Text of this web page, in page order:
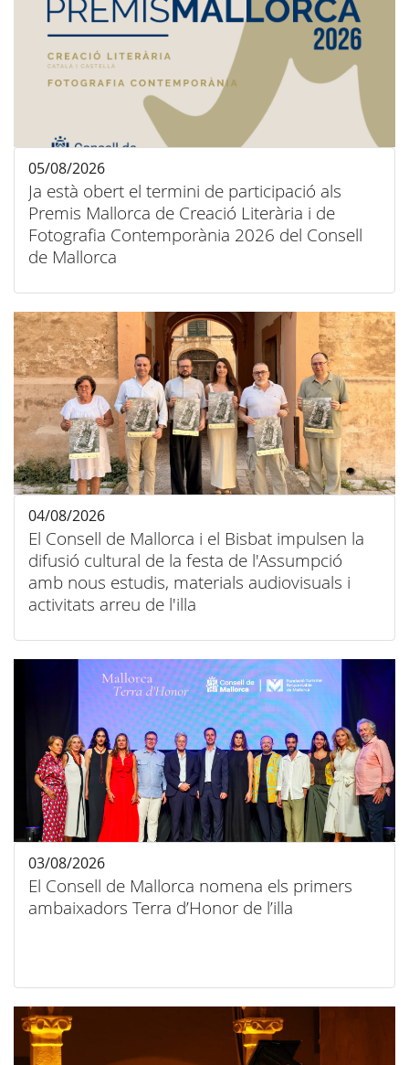
Ja està obert el termini de participació als
Premis Mallorca de Creació Literària i de
Fotografia Contemporània 2026 del Consell
de Mallorca
05/08/2026
El Consell de Mallorca i el Bisbat impulsen la
difusió cultural de la festa de l'Assumpció
amb nous estudis, materials audiovisuals i
activitats arreu de l'illa
04/08/2026
El Consell de Mallorca nomena els primers
ambaixadors Terra d’Honor de l’illa
03/08/2026